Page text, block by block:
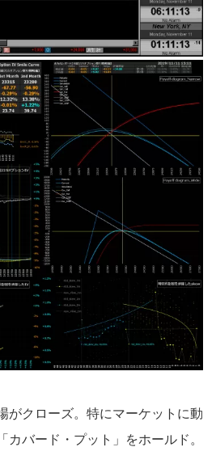
がクローズ。特にマーケットに動
カバード・プット」をホールド。